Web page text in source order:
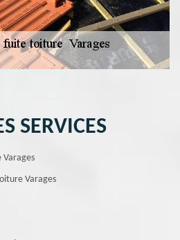
SERVICES
Varages
Varages